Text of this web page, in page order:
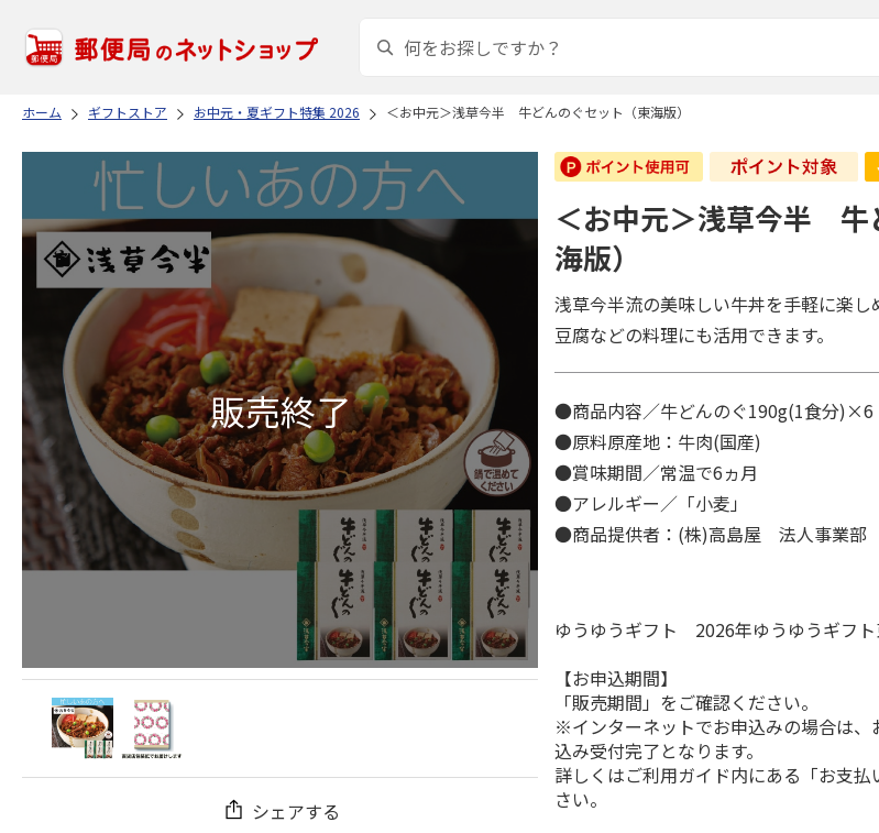
ホーム ギフトストア お中元・夏ギフト特集 2026 ＜お中元＞浅草今半 牛どんのぐセット（東海版）
シェアする
＜お中元＞浅草今半 牛
海版）
浅草今半流の美味しい牛丼を手軽に楽
豆腐などの料理にも活用できます。
●商品内容／牛どんのぐ190g(1食分)×6
●原料原産地：牛肉(国産)
●賞味期間／常温で6ヵ月
●アレルギー／「小麦」
●商品提供者：(株)高島屋 法人事業部
ゆうゆうギフト 2026年ゆうゆうギフ
【お申込期間】
「販売期間」をご確認ください。
※インターネットでお申込みの場合は、
込み受付完了となります。
詳しくはご利用ガイド内にある「お支
さい。